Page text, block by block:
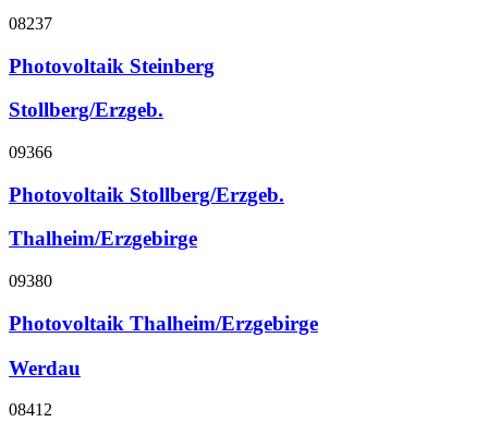
08237
Photovoltaik Steinberg
Stollberg/Erzgeb.
09366
Photovoltaik Stollberg/Erzgeb.
Thalheim/Erzgebirge
09380
Photovoltaik Thalheim/Erzgebirge
Werdau
08412